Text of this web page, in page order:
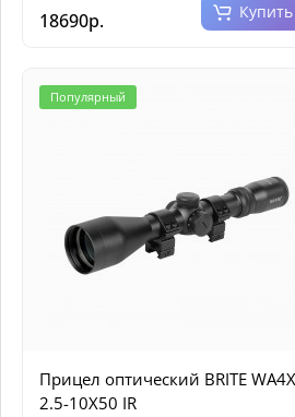
18690р. Купить
Популярный
Прицел оптический BRITE WA4X
2.5-10X50 IR